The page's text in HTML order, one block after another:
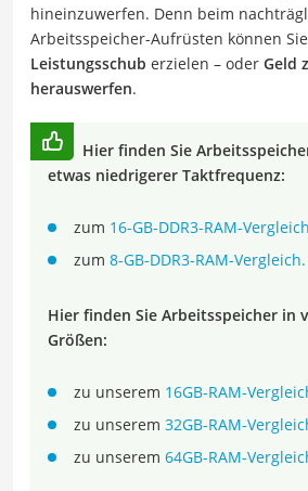
hineinzuwerfen. Denn beim
Arbeitsspeicher-Aufrüsten können
Leistungsschub erzielen – oder Geld
herauswerfen.
Hier finden Sie
etwas niedrigerer Taktfrequenz:
zum 16-GB-DDR3-RAM-
zum 8-GB-DDR3-RAM-Vergleich.
Hier finden Sie Arbeitsspeicher in
Größen:
zu unserem 16GB-RAM-
zu unserem 32GB-RAM-
zu unserem 64GB-RAM-